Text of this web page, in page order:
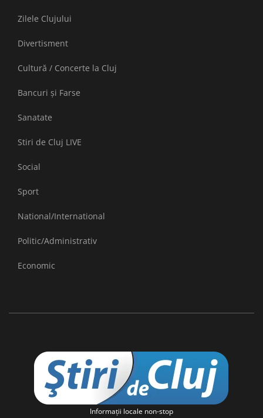
Zilele Clujului
Divertisment
Cultură / Concerte la Cluj
Bancuri și Farse
Sanatate
Stiri de Cluj LIVE
Social
Sport
National/International
Politic/Administrativ
Economic
Informaţii locale non-stop